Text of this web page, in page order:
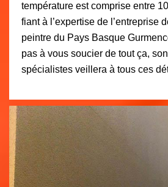
température est comprise entre
fiant à l’expertise de l’entreprise
peintre du Pays Basque
pas à vous soucier de tout ça,
spécialistes veillera à tous ces